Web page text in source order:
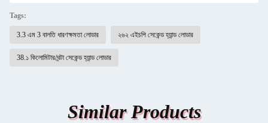
Tags:
3.3 এম 3 বালতি ধারণক্ষমতা লোডার ২৬২ এইচপি সেকেন্ড হ্যান্ড লোডার
38.১ কিলোমিটার/ঘন্টা সেকেন্ড হ্যান্ড লোডার
Similar Products